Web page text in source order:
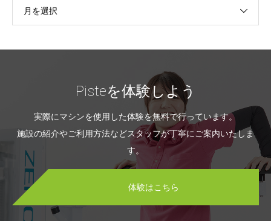
月を選択
Pisteを体験しよう
実際にマシンを使用した体験を無料で行っています。
施設の紹介やご利用方法などスタッフが丁寧にご案内いたしま
す。
体験はこちら